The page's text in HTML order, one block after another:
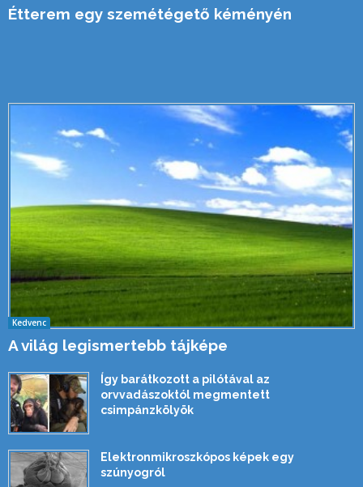
Étterem egy szemétégető kéményén
Kedvenc
A világ legismertebb tájképe
Így barátkozott a pilótával az
orvvadászoktól megmentett
csimpánzkölyök
Elektronmikroszkópos képek egy
szúnyogról